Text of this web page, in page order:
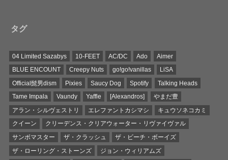
タグ
04 Limited Sazabys 10-FEET AC/DC Ado
Aimer
BLUE ENCOUNT
Creepy Nuts go!go!vanillas
LiSA
Official髭男dism
Pixies Saucy Dog Spotify
Talking Heads
Tame Impala
Vaundy Yaffle [Alexandros]
やまだ豊
アラン・シルヴェストリ
エレファントカシマシ
キュウソネコカミ
クイーン
クリーデンス・クリアウォーター・リヴァイヴァル
サンボマスター
ザ・クラッシュ
ザ・ビーチ・ボーイズ
ザ・ローリング・ストーンズ
ジョン・ウィリアムズ